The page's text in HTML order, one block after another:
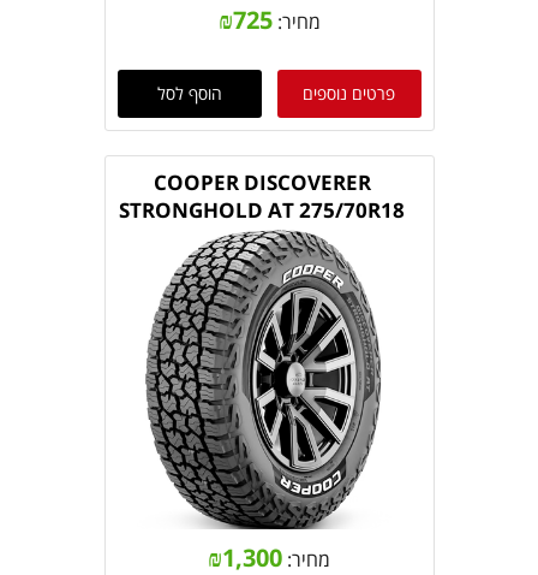
מחיר: ₪725
פרטים נוספים הוסף לסל
COOPER DISCOVERER
STRONGHOLD AT 275/70R18
125/122S
מחיר: ₪1,300